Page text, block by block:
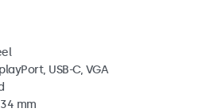
USB-C, VGA
mm